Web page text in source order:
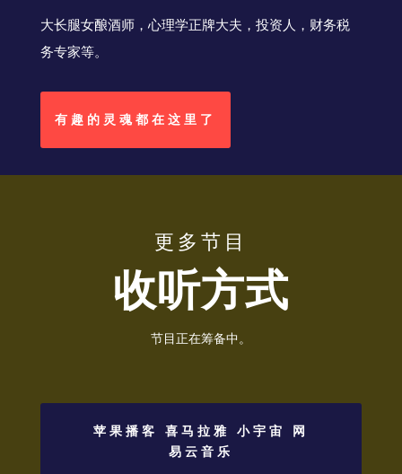
大长腿女酿酒师，心理学正牌大夫，投资人，财务税
务专家等。
有趣的灵魂都在这里了
更多节目
收听方式
节目正在筹备中。
苹果播客 喜马拉雅 小宇宙 网
易云音乐